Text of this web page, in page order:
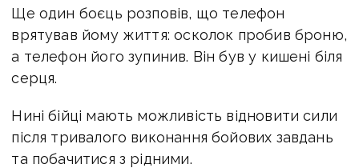
Ще один боєць розповів, що телефон
врятував йому життя: осколок пробив броню,
а телефон його зупинив. Він був у кишені біля
серця.
Нині бійці мають можливість відновити сили
після тривалого виконання бойових завдань
та побачитися з рідними.